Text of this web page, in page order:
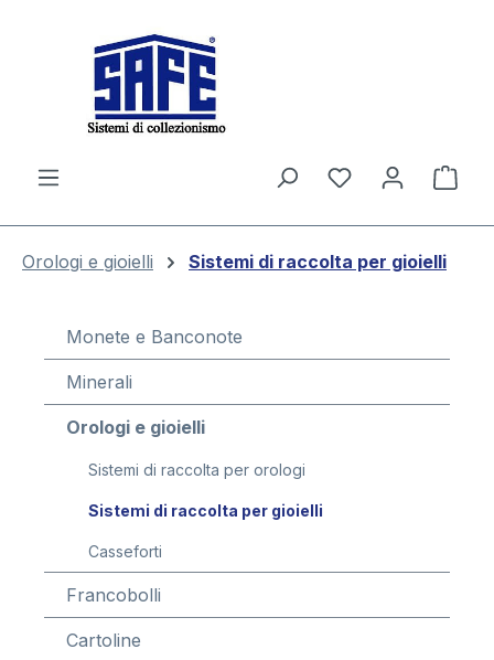
Il
Orologi e gioielli Sistemi di raccolta per gioielli
Monete e Banconote
Minerali
Orologi e gioielli
Sistemi di raccolta per orologi
Sistemi di raccolta per gioielli
Casseforti
Francobolli
Cartoline